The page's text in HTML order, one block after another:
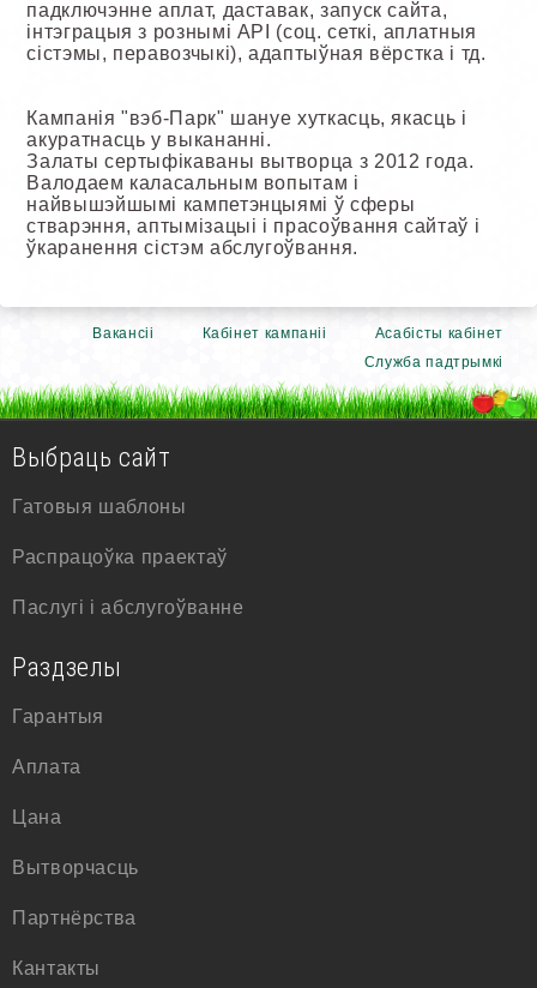
падключэнне аплат, даставак, запуск сайта,
інтэграцыя з рознымі API (соц. сеткі, аплатныя
сістэмы, перавозчыкі), адаптыўная вёрстка і тд.
Кампанія "вэб-Парк" шануе хуткасць, якасць і
акуратнасць у выкананні.
Залаты сертыфікаваны вытворца з 2012 года.
Валодаем каласальным вопытам і
найвышэйшымі кампетэнцыямі ў сферы
стварэння, аптымізацыі і прасоўвання сайтаў і
ўкаранення сістэм абслугоўвання.
Вакансіі Кабінет кампаніі
Асабісты кабінет
Служба падтрымкі
Выбраць сайт
Гатовыя шаблоны
Распрацоўка праектаў
Паслугі і абслугоўванне
Раздзелы
Гарантыя
Аплата
Цана
Вытворчасць
Партнёрства
Кантакты